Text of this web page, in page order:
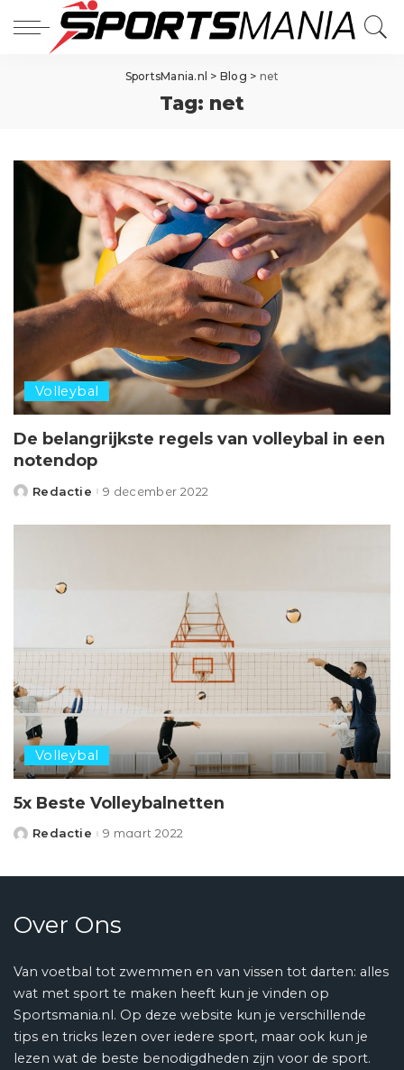
SportsMania.nl > Blog > net
Tag: net
Volleybal
De belangrijkste regels van volleybal in een
notendop
Posted
Redactie 9 december 2022
Volleybal
5x Beste Volleybalnetten
Posted
Redactie 9 maart 2022
Over Ons
Van voetbal tot zwemmen en van vissen tot darten: alles
wat met sport te maken heeft kun je vinden op
Sportsmania.nl. Op deze website kun je verschillende
tips en tricks lezen over iedere sport, maar ook kun je
lezen wat de beste benodigdheden zijn voor de sport.